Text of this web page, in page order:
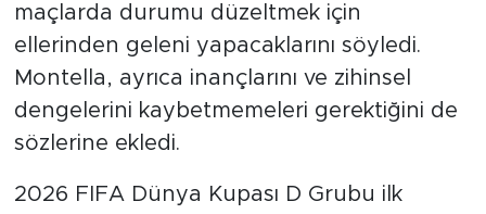
maçlarda durumu düzeltmek için
ellerinden geleni yapacaklarını söyledi.
Montella, ayrıca inançlarını ve zihinsel
dengelerini kaybetmemeleri gerektiğini de
sözlerine ekledi.
2026 FIFA Dünya Kupası D Grubu ilk